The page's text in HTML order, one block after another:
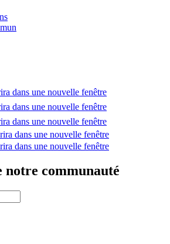
dans une nouvelle fenêtre
dans une nouvelle fenêtre
dans une nouvelle fenêtre
dans une nouvelle fenêtre
dans une nouvelle fenêtre
communauté